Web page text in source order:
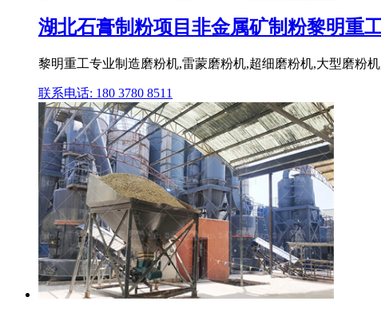
湖北石膏制粉项目非金属矿制粉黎明重
黎明重工专业制造磨粉机,雷蒙磨粉机,超细磨粉机,大型磨粉
联系电话: 180 3780 8511